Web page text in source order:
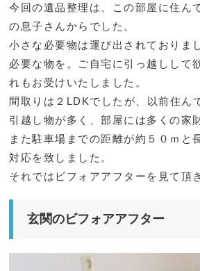
今回の遺品整理は、この部屋に住ん
の息子さんからでした。
小さな必要物は運び出されておりま
必要な物を。ご自宅に引っ越しして
れもお受けいたしました。
間取りは２LDKでしたが、以前住ん
引越し物が多く、部屋には多くの家
また駐車場までの距離が約５０ｍと
対応を致しました。
それではビフォアアフターを見て頂
玄関のビフォアアフター